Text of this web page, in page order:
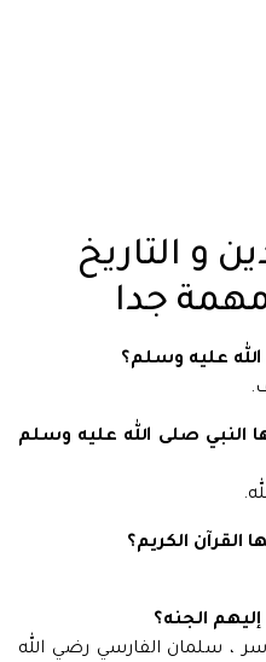
و التاريخ
جدا
عليه وسلم؟
النبي صلى الله عليه وسلم
الكريم؟
الجنه؟
، سلمان الفارسي رضي الله